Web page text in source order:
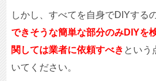
しかし、すべてを自身でDIYする
できそうな簡単な部分のみDIYを
関しては業者に依頼すべき という
いてください。